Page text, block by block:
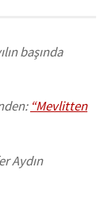
başında
“Mevlitten
Aydın